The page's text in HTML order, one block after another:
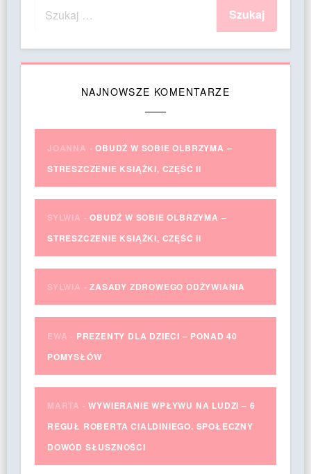
NAJNOWSZE KOMENTARZE
JOANNA -OBUDŹ W SOBIE OLBRZYMA –
STRESZCZENIE KSIĄŻKI, CZĘŚĆ II
SYLWIA -OBUDŹ W SOBIE OLBRZYMA –
STRESZCZENIE KSIĄŻKI, CZĘŚĆ II
SYLWIA -ZASADY ZDROWEGO ODŻYWIANIA
EWA - PREZENTY DLA DZIECI – PONAD 40
POMYSŁÓW
MARTA -WYWIERANIE WPŁYWU NA LUDZI – 6
REGUŁ ROBERTA CIALDINIEGO. SPOŁECZNY
DOWÓD SŁUSZNOŚCI